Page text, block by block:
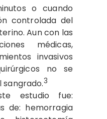
o cuando
controlada del
Aun con las
médicas,
invasivos
no se
3
estudio fue:
de: hemorragia